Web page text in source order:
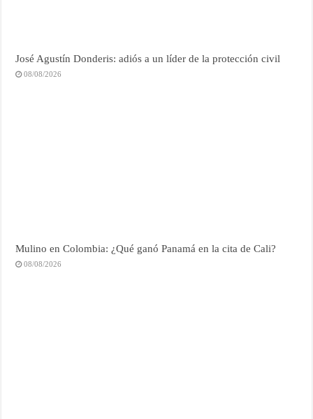
José Agustín Donderis: adiós a un líder de la protección civil
08/08/2026
Mulino en Colombia: ¿Qué ganó Panamá en la cita de Cali?
08/08/2026